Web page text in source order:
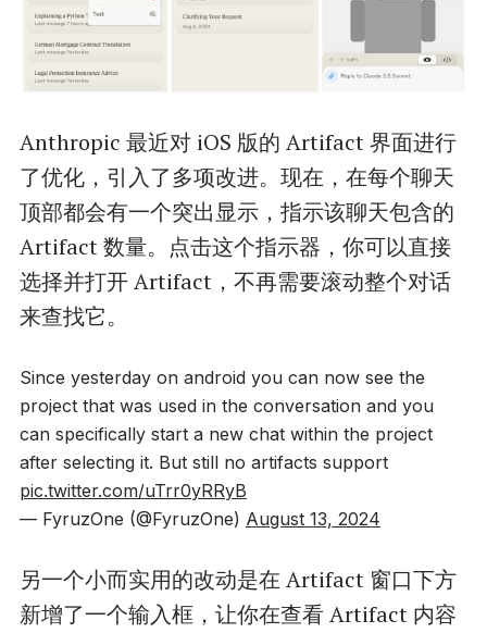
Anthropic 最近对 iOS 版的 Artifact 界面进行
了优化，引入了多项改进。现在，在每个聊天
顶部都会有一个突出显示，指示该聊天包含的
Artifact 数量。点击这个指示器，你可以直接
选择并打开 Artifact，不再需要滚动整个对话
来查找它。
Since yesterday on android you can now see the
project that was used in the conversation and you
can specifically start a new chat within the project
after selecting it. But still no artifacts support
pic.twitter.com/uTrr0yRRyB
— FyruzOne (@FyruzOne) August 13, 2024
另一个小而实用的改动是在 Artifact 窗口下方
新增了一个输入框，让你在查看 Artifact 内容